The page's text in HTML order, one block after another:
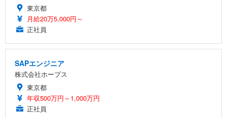
東京都
月給20万5,000円～
正社員
SAPエンジニア
株式会社ホープス
東京都
年収500万円～1,000万円
正社員